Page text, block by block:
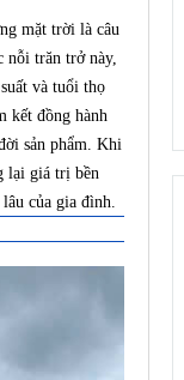
mặt trời là câu
nỗi trăn trở này,
và tuổi thọ
kết đồng hành
sản phẩm. Khi
lại giá trị bền
của gia đình.